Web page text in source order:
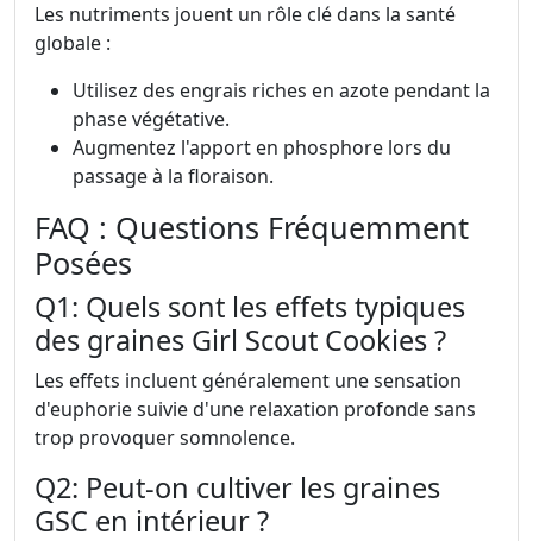
Les nutriments jouent un rôle clé dans la santé
globale :
Utilisez des engrais riches en azote pendant la
phase végétative.
Augmentez l'apport en phosphore lors du
passage à la floraison.
FAQ : Questions Fréquemment
Posées
Q1: Quels sont les effets typiques
des graines Girl Scout Cookies ?
Les effets incluent généralement une sensation
d'euphorie suivie d'une relaxation profonde sans
trop provoquer somnolence.
Q2: Peut-on cultiver les graines
GSC en intérieur ?